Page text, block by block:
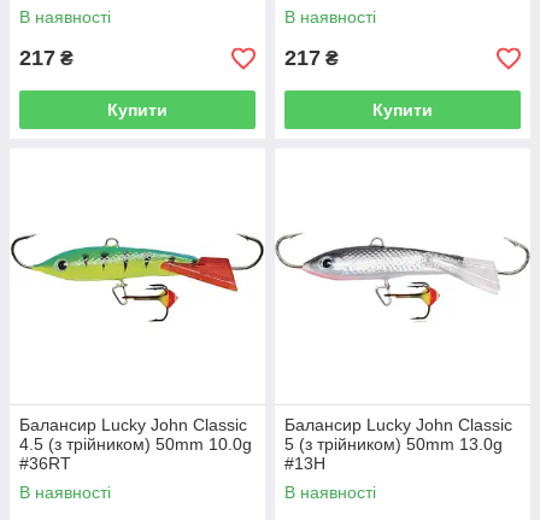
В наявності
217 ₴
Купити
В наявності
217 ₴
Купити
Балансир Lucky John Classic
4.5 (з трійником) 50mm 10.0g
#36RT
В наявності
Балансир Lucky John Classic
5 (з трійником) 50mm 13.0g
#13H
В наявності